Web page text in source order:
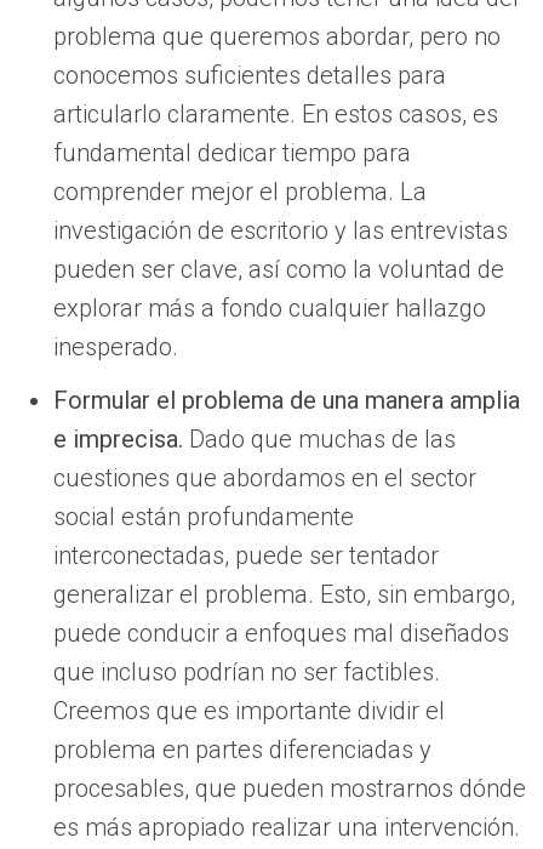
problema que queremos abordar, pero no
conocemos suficientes detalles para
articularlo claramente. En estos casos, es
fundamental dedicar tiempo para
comprender mejor el problema. La
investigación de escritorio y las entrevistas
pueden ser clave, así como la voluntad de
explorar más a fondo cualquier hallazgo
inesperado.
Formular el problema de una manera amplia
e imprecisa. Dado que muchas de las
cuestiones que abordamos en el sector
social están profundamente
interconectadas, puede ser tentador
generalizar el problema. Esto, sin embargo,
puede conducir a enfoques mal diseñados
que incluso podrían no ser factibles.
Creemos que es importante dividir el
problema en partes diferenciadas y
procesables, que pueden mostrarnos dónde
es más apropiado realizar una intervención.